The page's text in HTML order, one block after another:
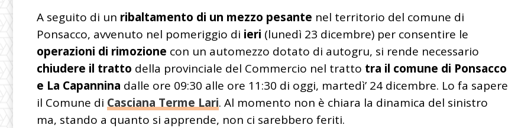
A seguito di un ribaltamento di un mezzo pesante nel territorio del comune di
Ponsacco, avvenuto nel pomeriggio di ieri (lunedì 23 dicembre) per consentire le
operazioni di rimozione con un automezzo dotato di autogru, si rende necessario
chiudere il tratto della provinciale del Commercio nel tratto tra il comune di Ponsacco
e La Capannina dalle ore 09:30 alle ore 11:30 di oggi, martedì’ 24 dicembre. Lo fa sapere
il Comune di Casciana Terme Lari. Al momento non è chiara la dinamica del sinistro
ma, stando a quanto si apprende, non ci sarebbero feriti.